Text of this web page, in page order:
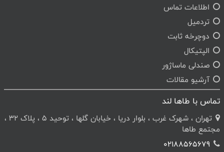
اطلاعات تماس
تردمیل
دوچرخه ثابت
الپتیکال
صندلی ماساژور
آرشیو مقالات
تماس با طاها لند
تهران ، شهرک غرب ، بلوار دریا ، خیابان گلها ، توحید 5 ، پلاک 32 ،
مجتمع طاها
02188565679